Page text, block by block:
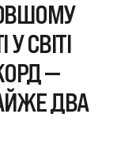
СВІТІ
—
ДВА